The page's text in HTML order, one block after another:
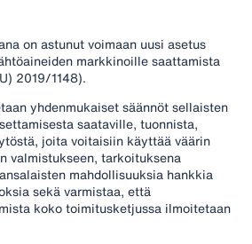
on astunut voimaan uusi asetus
markkinoille saattamista
2019/1148).
yhdenmukaiset säännöt sellaisten
saataville, tuonnista,
joita voitaisiin käyttää väärin
valmistukseen, tarkoituksena
mahdollisuuksia hankkia
sekä varmistaa, että
koko toimitusketjussa ilmoitetaan